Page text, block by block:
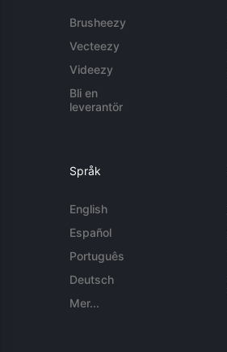
Brusheezy
Vecteezy
Videezy
Bli en
leverantör
Språk
English
Español
Português
Deutsch
Mer...